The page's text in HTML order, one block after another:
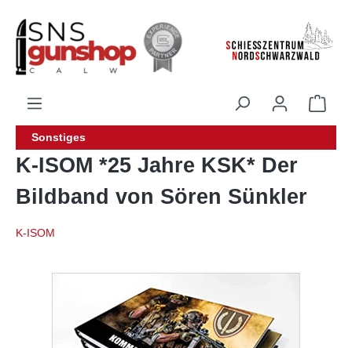
springen
Sonstiges
K-ISOM *25 Jahre KSK* Der
Bildband von Sören Sünkler
K-ISOM